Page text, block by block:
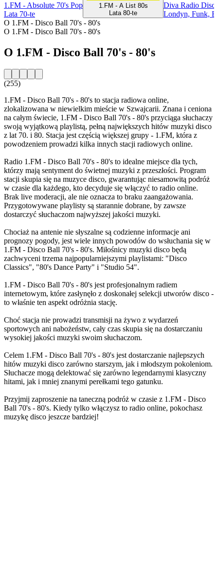
1.FM - Absolute 70's Pop
Lata 70-te
1.FM - A List 80s
Lata 80-te
Diva Radio
Londyn, Funk,
O 1.FM - Disco Ball 70's - 80's
O 1.FM - Disco Ball 70's - 80's
O 1.FM - Disco Ball 70's - 80's
(255)
1.FM - Disco Ball 70's - 80's to stacja radiowa online,
zlokalizowana w niewielkim mieście w Szwajcarii. Znana i ceniona
na całym świecie, 1.FM - Disco Ball 70's - 80's przyciąga słuchaczy
swoją wyjątkową playlistą, pełną największych hitów muzyki disco
z lat 70. i 80. Stacja jest częścią większej grupy - 1.FM, która z
powodzeniem prowadzi kilka innych stacji radiowych online.
Radio 1.FM - Disco Ball 70's - 80's to idealne miejsce dla tych,
którzy mają sentyment do świetnej muzyki z przeszłości. Program
stacji skupia się na muzyce disco, gwarantując niesamowitą podróż
w czasie dla każdego, kto decyduje się włączyć to radio online.
Brak live moderacji, ale nie oznacza to braku zaangażowania.
Przygotowywane playlisty są starannie dobrane, by zawsze
dostarczyć słuchaczom najwyższej jakości muzyki.
Chociaż na antenie nie słyszalne są codzienne informacje ani
prognozy pogody, jest wiele innych powodów do wsłuchania się w
1.FM - Disco Ball 70's - 80's. Miłośnicy muzyki disco będą
zachwyceni trzema najpopularniejszymi playlistami: "Disco
Classics", "80's Dance Party" i "Studio 54".
1.FM - Disco Ball 70's - 80's jest profesjonalnym radiem
internetowym, które zasłynęło z doskonałej selekcji utworów disco -
to właśnie ten aspekt odróżnia stację.
Choć stacja nie prowadzi transmisji na żywo z wydarzeń
sportowych ani nabożeństw, cały czas skupia się na dostarczaniu
wysokiej jakości muzyki swoim słuchaczom.
Celem 1.FM - Disco Ball 70's - 80's jest dostarczanie najlepszych
hitów muzyki disco zarówno starszym, jak i młodszym pokoleniom.
Słuchacze mogą delektować się zarówno legendarnymi klasyczny
hitami, jak i mniej znanymi perełkami tego gatunku.
Przyjmij zaproszenie na taneczną podróż w czasie z 1.FM - Disco
Ball 70's - 80's. Kiedy tylko włączysz to radio online, pokochasz
muzykę disco jeszcze bardziej!